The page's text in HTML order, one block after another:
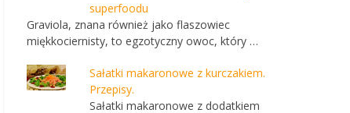
superfoodu
Graviola, znana również jako flaszowiec
miękkociernisty, to egzotyczny owoc, który …
Sałatki makaronowe z kurczakiem.
Przepisy.
Sałatki makaronowe z dodatkiem